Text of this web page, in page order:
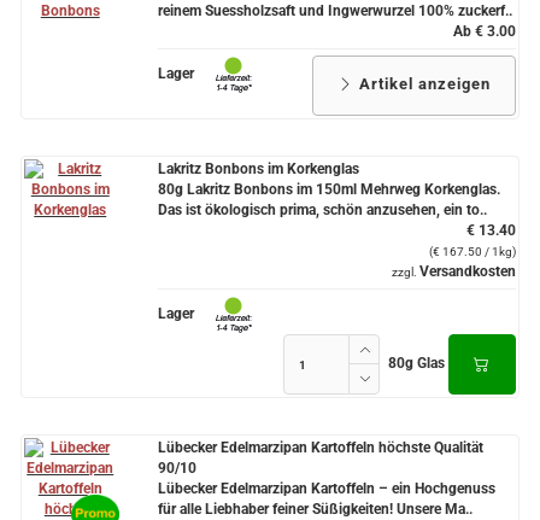
reinem Suessholzsaft und Ingwerwurzel 100% zuckerf..
Ab € 3.00
Lager
Artikel anzeigen
Lakritz Bonbons im Korkenglas
80g Lakritz Bonbons im 150ml Mehrweg Korkenglas.
Das ist ökologisch prima, schön anzusehen, ein to..
€ 13.40
(€ 167.50 / 1kg)
zzgl. Versandkosten
Lager
80g Glas
Lübecker Edelmarzipan Kartoffeln höchste Qualität
90/10
Lübecker Edelmarzipan Kartoffeln – ein Hochgenuss
für alle Liebhaber feiner Süßigkeiten! Unsere Ma..